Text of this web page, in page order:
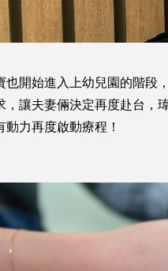
也開始進入上幼兒園的階段
，讓夫妻倆決定再度赴台，
力再度啟動療程！